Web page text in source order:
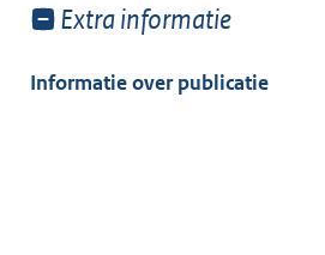
Toon
van:
Extra informatie
Informatie over publicatie